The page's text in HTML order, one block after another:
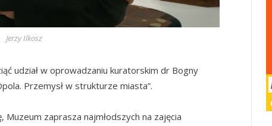
Jerzy Ilkosz
udział w oprowadzaniu kuratorskim dr Bogny
Przemysł w strukturze miasta”.
zaprasza najmłodszych na zajęcia